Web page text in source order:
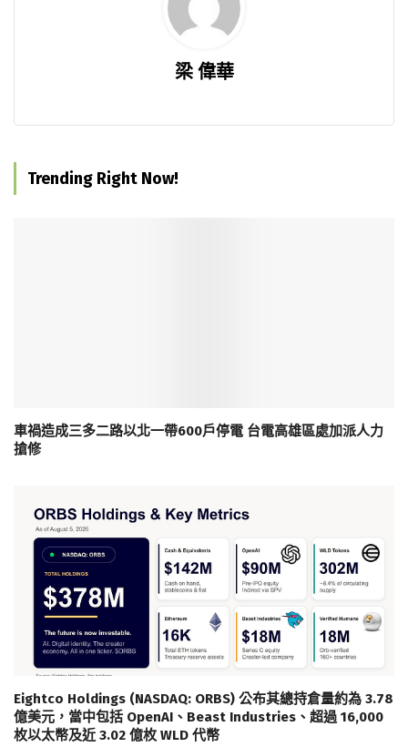
梁 偉華
Trending Right Now!
車禍造成三多二路以北一帶600戶停電 台電高雄區處加派人力
搶修
Eightco Holdings (NASDAQ: ORBS) 公布其總持倉量約為 3.78
億美元，當中包括 OpenAI、Beast Industries、超過 16,000
枚以太幣及近 3.02 億枚 WLD 代幣